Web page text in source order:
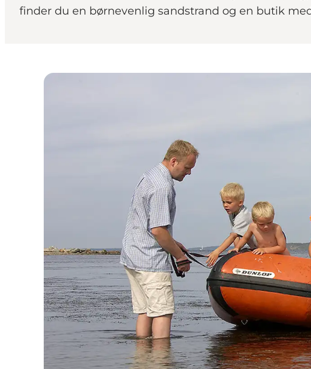
finder du en børnevenlig sandstrand og en butik